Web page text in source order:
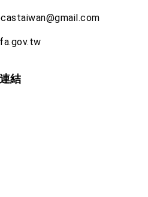
民主台灣國安行動方案」記者
守護台海和平 以決心掌握國家
新臺灣 總統發表國慶演說
穩健前行
影片
國亞利桑納州設立「駐鳳凰城辦
深化台美交流合作
結